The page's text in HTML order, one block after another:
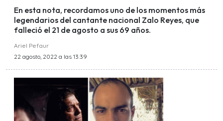
En esta nota, recordamos uno de los momentos más
legendarios del cantante nacional Zalo Reyes, que
falleció el 21 de agosto a sus 69 años.
Ariel Pefaur
22 agosto, 2022 a las 13:39